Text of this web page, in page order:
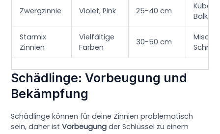
Zwergzinnie Violet, Pink 25-40 cm
Kübel,
Starmix
Zinnien
Vielfältige
Farben
30-50 cm
Schädlinge: Vorbeugung und
Bekämpfung
Schädlinge können für deine Zinnien problematisch
sein, daher istVorbeugung der Schlüssel zu einem